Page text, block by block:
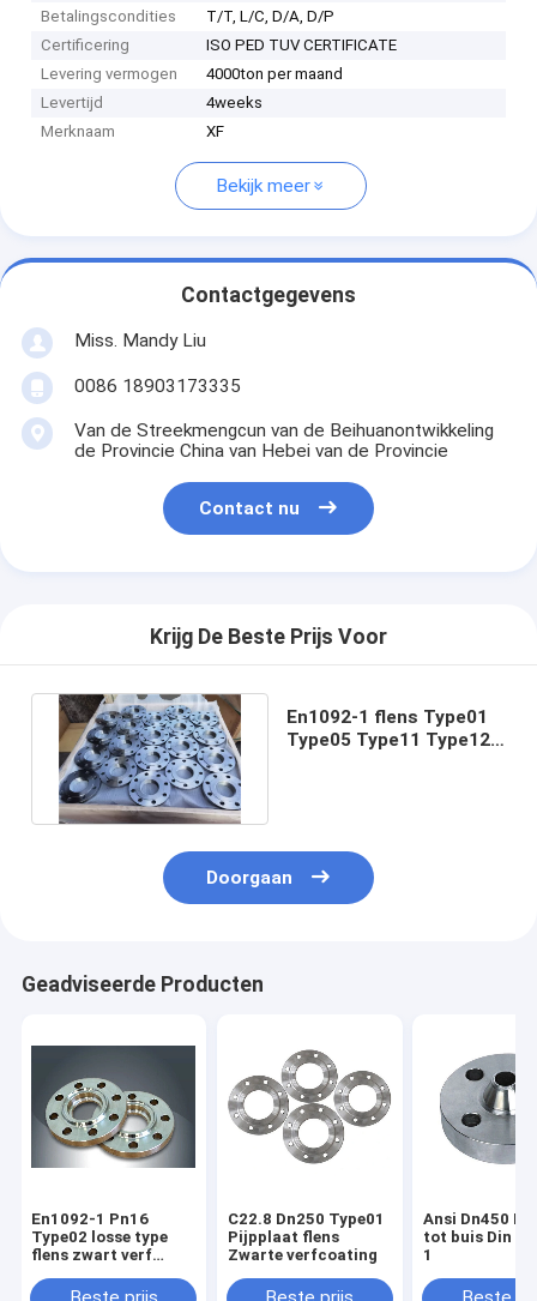
Betalingscondities
T/T, L/C, D/A, D/P
Certificering
ISO PED TUV CERTIFICATE
Levering vermogen
4000ton per maand
Levertijd
4weeks
Merknaam
XF
Bekijk meer
Contactgegevens
Miss. Mandy Liu
0086 18903173335
Van de Streekmengcun van de Beihuanontwikkeling
de Provincie China van Hebei van de Provincie
Contact nu
Krijg De Beste Prijs Voor
En1092-1 flens Type01
Type05 Type11 Type12
Doorgaan
Geadviseerde Producten
En1092-1 Pn16
Type02 losse type
flens zwart verf
C22.8 Dn250 Type01
Pijpplaat flens
Zwarte verfcoating
Ansi Dn450
tot buis Din
1